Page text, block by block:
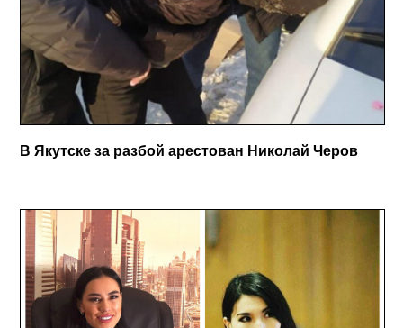
В Якутске за разбой арестован Николай Черов